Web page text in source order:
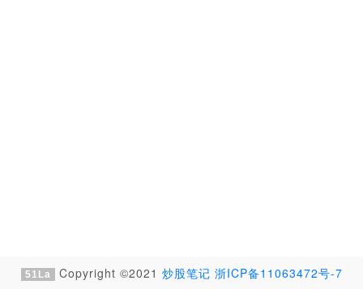
51La Copyright ©2021 炒股笔记 浙ICP备11063472号-7